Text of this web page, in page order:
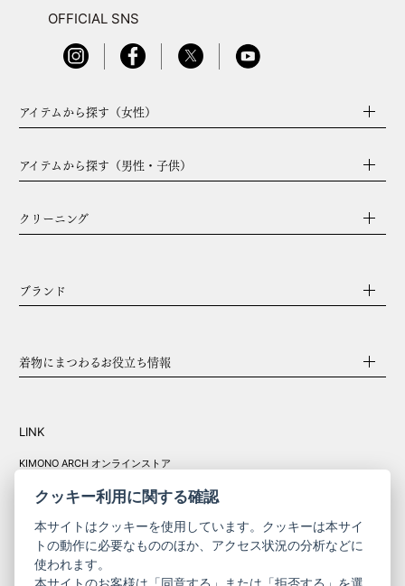
OFFICIAL SNS
アイテムから探す（女性）
アイテムから探す（男性・子供）
クリーニング
ブランド
着物にまつわるお役立ち情報
LINK
KIMONO ARCH オンラインストア
きものやまと振
クッキー利用に関する確認
本サイトはクッキーを使用しています。クッキーは本サイ
トの動作に必要なもののほか、アクセス状況の分析などに
使われます。
本サイトのお客様は「同意する」または「拒否する」を選